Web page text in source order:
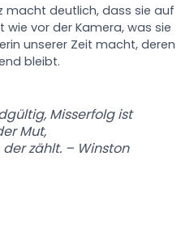
macht deutlich, dass sie auf
wie vor der Kamera, was sie
unserer Zeit macht, deren
bleibt.
Misserfolg ist
Mut,
zählt. – Winston